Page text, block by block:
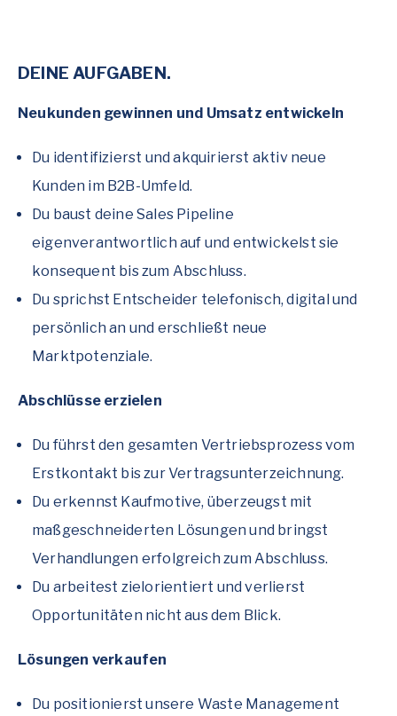
DEINE AUFGABEN.
Neukunden gewinnen und Umsatz entwickeln
Du identifizierst und akquirierst aktiv neue
Kunden im B2B-Umfeld.
Du baust deine Sales Pipeline
eigenverantwortlich auf und entwickelst sie
konsequent bis zum Abschluss.
Du sprichst Entscheider telefonisch, digital und
persönlich an und erschließt neue
Marktpotenziale.
Abschlüsse erzielen
Du führst den gesamten Vertriebsprozess vom
Erstkontakt bis zur Vertragsunterzeichnung.
Du erkennst Kaufmotive, überzeugst mit
maßgeschneiderten Lösungen und bringst
Verhandlungen erfolgreich zum Abschluss.
Du arbeitest zielorientiert und verlierst
Opportunitäten nicht aus dem Blick.
Lösungen verkaufen
Du positionierst unsere Waste Management